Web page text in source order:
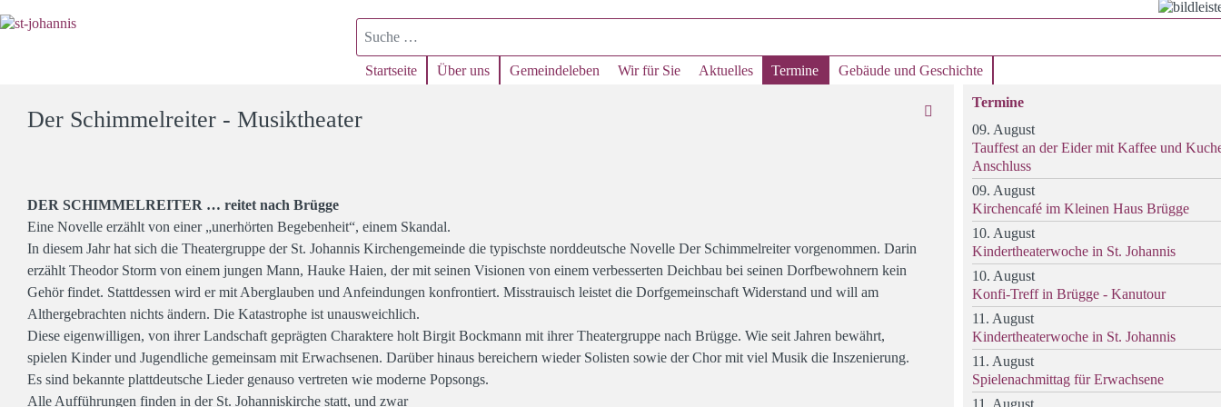
Suchen
Startseite Über uns Gemeindeleben Wir für Sie Aktuelles Termine Gebäude und Geschichte
Der Schimmelreiter - Musiktheater
DER SCHIMMELREITER … reitet nach Brügge
Eine Novelle erzählt von einer „unerhörten Begebenheit“, einem Skandal.
In diesem Jahr hat sich die Theatergruppe der St. Johannis Kirchengemeinde die typischste norddeutsche Novelle Der Schimmelreiter vorgenommen. Darin
erzählt Theodor Storm von einem jungen Mann, Hauke Haien, der mit seinen Visionen von einem verbesserten Deichbau bei seinen Dorfbewohnern kein
Gehör findet. Stattdessen wird er mit Aberglauben und Anfeindungen konfrontiert. Misstrauisch leistet die Dorfgemeinschaft Widerstand und will am
Althergebrachten nichts ändern. Die Katastrophe ist unausweichlich.
Diese eigenwilligen, von ihrer Landschaft geprägten Charaktere holt Birgit Bockmann mit ihrer Theatergruppe nach Brügge. Wie seit Jahren bewährt,
spielen Kinder und Jugendliche gemeinsam mit Erwachsenen. Darüber hinaus bereichern wieder Solisten sowie der Chor mit viel Musik die Inszenierung.
Es sind bekannte plattdeutsche Lieder genauso vertreten wie moderne Popsongs.
Alle Aufführungen finden in der St. Johanniskirche statt, und zwar
Termine
09. August
Tauffest an der Eider mit Kaffee und
Anschluss
09. August
Kirchencafé im Kleinen Haus Brügge
10. August
Kindertheaterwoche in St. Johannis
10. August
Konfi-Treff in Brügge - Kanutour
11. August
Kindertheaterwoche in St. Johannis
11. August
Spielenachmittag für Erwachsene
11. August